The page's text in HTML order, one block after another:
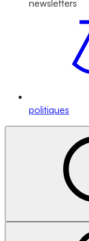
newsletters
politiques